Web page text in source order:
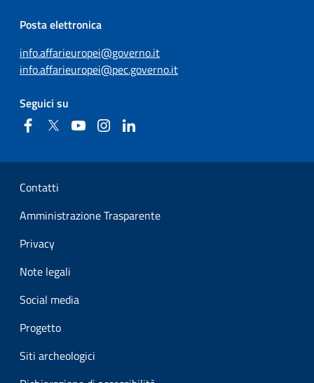
Posta elettronica
info.affarieuropei@governo.it
info.affarieuropei@pec.governo.it
Seguici su
FacebookTwitter YouTubeInstagram
Sezione Link Utili
Contatti
Amministrazione Trasparente
Privacy
Note legali
Social media
Progetto
Siti archeologici